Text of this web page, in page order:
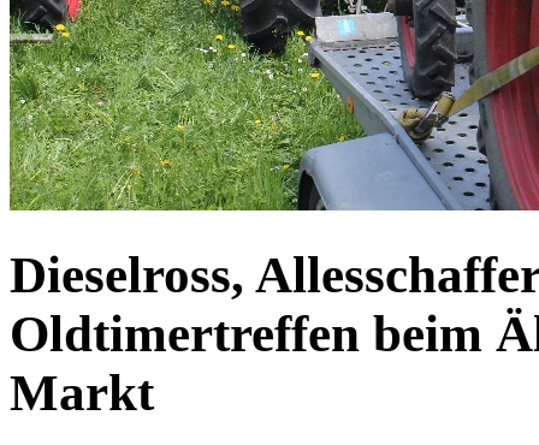
Dieselross,
Oldtimertreffen beim
Markt